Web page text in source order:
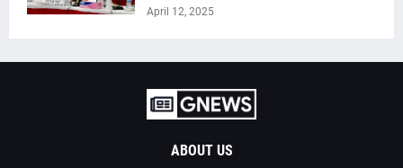
April 12, 2025
ABOUT US